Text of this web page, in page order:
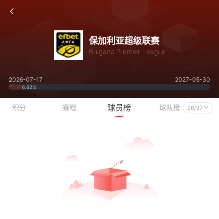
保加利亚超级联赛
Bulgaria Premier League
2026-07-17 2027-05-30
6.62%
积分 赛程 球员榜 球队榜 26/27